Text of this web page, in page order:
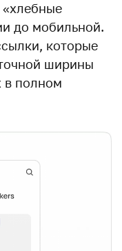
до мобильной.
которые
ширины
в полном